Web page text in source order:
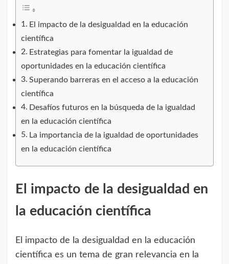
El impacto de la desigualdad en la educación
científica
Estrategias para fomentar la igualdad de
oportunidades en la educación científica
Superando barreras en el acceso a la educación
científica
Desafíos futuros en la búsqueda de la igualdad
en la educación científica
La importancia de la igualdad de oportunidades
en la educación científica
El impacto de la desigualdad en
la educación científica
El impacto de la desigualdad en la educación
científica es un tema de gran relevancia en la